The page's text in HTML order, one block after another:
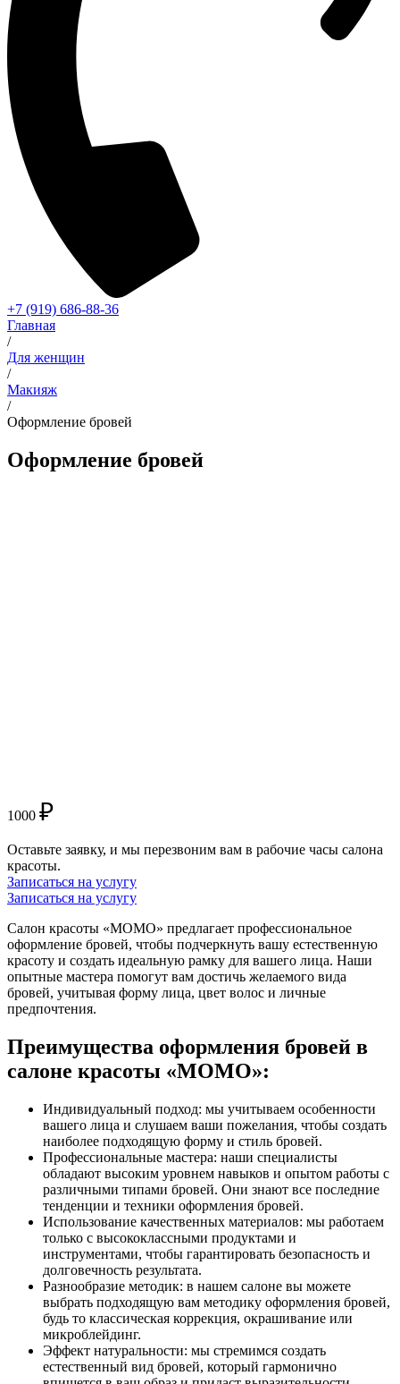
+7 (919) 686-88-36
Главная
/
Для женщин
/
Макияж
/
Оформление бровей
Оформление бровей
1000 ₽
Оставьте заявку, и мы перезвоним вам в рабочие часы салона
красоты.
Записаться на услугу
Записаться на услугу
Салон красоты «МОМО» предлагает профессиональное
оформление бровей, чтобы подчеркнуть вашу естественную
красоту и создать идеальную рамку для вашего лица. Наши
опытные мастера помогут вам достичь желаемого вида
бровей, учитывая форму лица, цвет волос и личные
предпочтения.
Преимущества оформления бровей в
салоне красоты «МОМО»:
Индивидуальный подход: мы учитываем особенности
вашего лица и слушаем ваши пожелания, чтобы создать
наиболее подходящую форму и стиль бровей.
Профессиональные мастера: наши специалисты
обладают высоким уровнем навыков и опытом работы с
различными типами бровей. Они знают все последние
тенденции и техники оформления бровей.
Использование качественных материалов: мы работаем
только с высококлассными продуктами и
инструментами, чтобы гарантировать безопасность и
долговечность результата.
Разнообразие методик: в нашем салоне вы можете
выбрать подходящую вам методику оформления бровей,
будь то классическая коррекция, окрашивание или
микроблейдинг.
Эффект натуральности: мы стремимся создать
естественный вид бровей, который гармонично